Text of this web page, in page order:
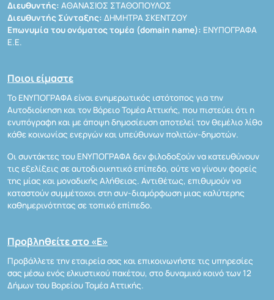
Διευθυντής: ΑΘΑΝΑΣΙΟΣ ΣΤΑΘΟΠΟΥΛΟΣ
Διευθυντής Σύνταξης: ΔΗΜΗΤΡΑ ΣΚΕΝΤΖΟΥ
Επωνυμία του ονόματος τομέα (domain name): ΕΝΥΠΟΓΡΑΦΑ
Ε.Ε.
Ποιοι είμαστε
Το ΕΝΥΠΟΓΡΑΦΑ είναι ενημερωτικός ιστότοπος για την
Αυτοδιοίκηση και τον Βόρειο Τομέα Αττικής, που πιστεύει ότι η
ενυπόγραφη και με άποψη δημοσίευση αποτελεί τον θεμέλιο λίθο
κάθε κοινωνίας ενεργών και υπεύθυνων πολιτών-δημοτών.
Οι συντάκτες του ΕΝΥΠΟΓΡΑΦΑ δεν φιλοδοξούν να κατευθύνουν
τις εξελίξεις σε αυτοδιοικητικό επίπεδο, ούτε να γίνουν φορείς
της μίας και μοναδικής Αλήθειας. Αντιθέτως, επιθυμούν να
καταστούν συμμέτοχοι στη συν-διαμόρφωση μιας καλύτερης
καθημερινότητας σε τοπικό επίπεδο.
Προβληθείτε στο «Ε»
Προβάλλετε την εταιρεία σας και επικοινωνήστε τις υπηρεσίες
σας μέσω ενός ελκυστικού πακέτου, στο δυναμικό κοινό των 12
Δήμων του Βορείου Τομέα Αττικής.